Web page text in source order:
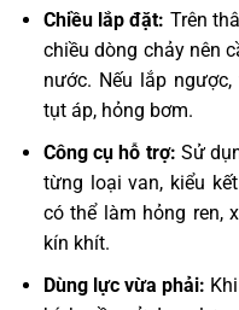
Chiều lắp đặt: Trên
chiều dòng chảy nên
nước. Nếu lắp
tụt áp, hỏng bơm.
Công cụ hỗ trợ: Sử
từng loại van, kiểu
có thể làm hỏng ren,
kín khít.
Dùng lực vừa phải: